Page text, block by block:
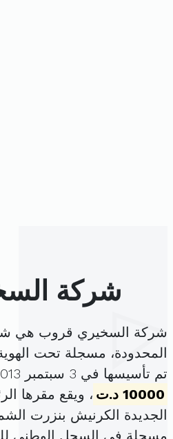
شركة
شركة السخيري قروب هي
المحدودة، مسجلة تحت
تم تأسيسها في 3 سبتمبر 2013 برأس مال قدره
10000 د.ت
، ويقع مقرها
الجديدة الكرنيش بنزرت
مسجلة في السجل الوطني